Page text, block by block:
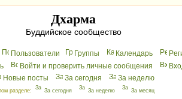
Дхарма
Буддийское сообщество
Пользователи Группы Календарь
Войти и проверить личные сообщения
Новые посты
За сегодня За неделю
разделе: За сегодня За неделю За месяц